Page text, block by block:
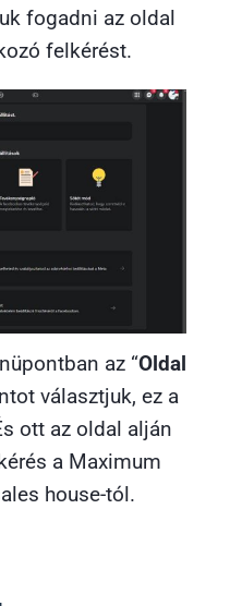
fogadni az oldal
felkérést.
az “Oldal
választjuk, ez a
ott az oldal alján
a Maximum
house-tól.